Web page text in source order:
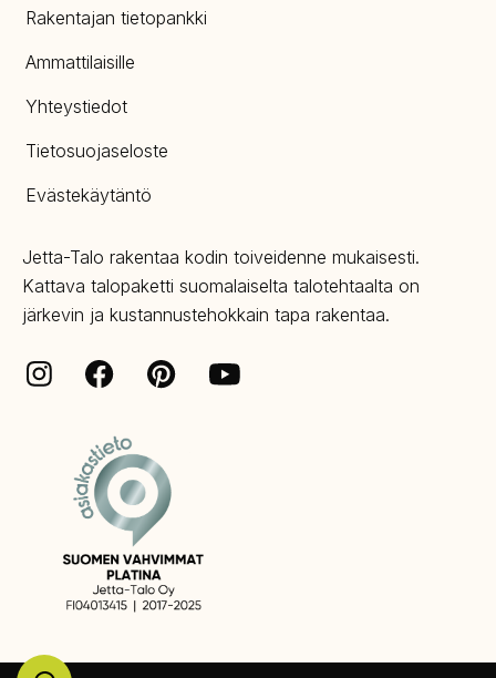
Rakentajan tietopankki
Ammattilaisille
Yhteystiedot
Tietosuojaseloste
Evästekäytäntö
Jetta-Talo rakentaa kodin toiveidenne mukaisesti.
Kattava talopaketti suomalaiselta talotehtaalta on
järkevin ja kustannustehokkain tapa rakentaa.
InstagramFacebookPinterestYoutube